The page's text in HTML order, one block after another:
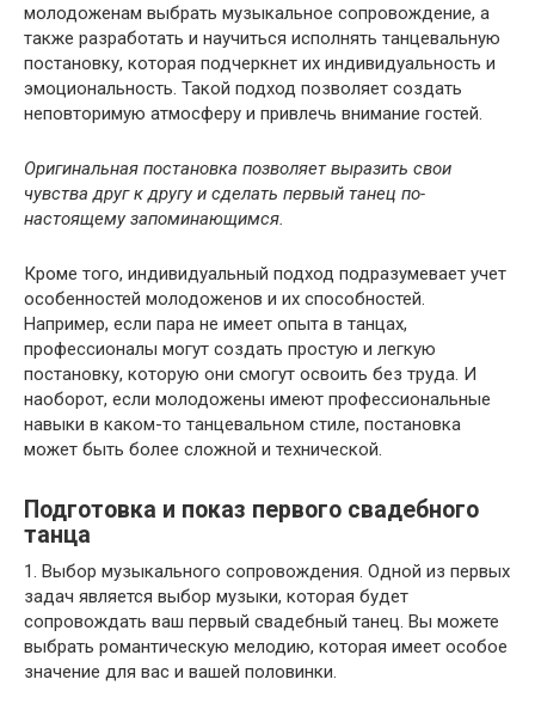
молодоженам выбрать музыкальное сопровождение, а
также разработать и научиться исполнять танцевальную
постановку, которая подчеркнет их индивидуальность и
эмоциональность. Такой подход позволяет создать
неповторимую атмосферу и привлечь внимание гостей.
Оригинальная постановка позволяет выразить свои
чувства друг к другу и сделать первый танец по-
настоящему запоминающимся.
Кроме того, индивидуальный подход подразумевает учет
особенностей молодоженов и их способностей.
Например, если пара не имеет опыта в танцах,
профессионалы могут создать простую и легкую
постановку, которую они смогут освоить без труда. И
наоборот, если молодожены имеют профессиональные
навыки в каком-то танцевальном стиле, постановка
может быть более сложной и технической.
Подготовка и показ первого свадебного
танца
1. Выбор музыкального сопровождения. Одной из первых
задач является выбор музыки, которая будет
сопровождать ваш первый свадебный танец. Вы можете
выбрать романтическую мелодию, которая имеет особое
значение для вас и вашей половинки.